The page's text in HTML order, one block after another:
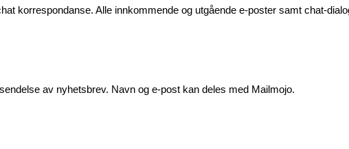
korrespondanse. Alle innkommende og utgående e-poster samt chat-
av nyhetsbrev. Navn og e-post kan deles med Mailmojo.